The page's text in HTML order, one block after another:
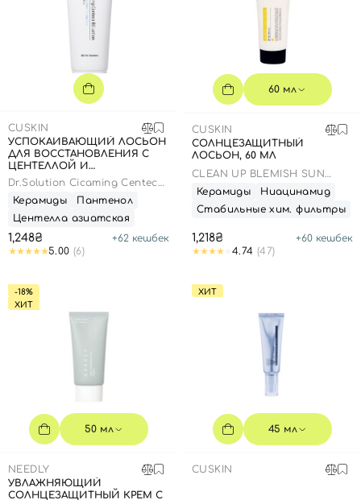
CUSKIN
УСПОКАИВАЮЩИЙ ЛОСЬОН
ДЛЯ ВОССТАНОВЛЕНИЯ С
ЦЕНТЕЛЛОЙ И
ПАНТЕНОЛОМ, 100 МЛ
Dr.Solution Cicaming Centeca
B5 Lotion
Керамиды
Пантенол
Центелла азиатская
1,248₴ +62 кешбек
5.00 (6)
60 мл
CUSKIN
СОЛНЦЕЗАЩИТНЫЙ
ЛОСЬОН, 60 МЛ
CLEAN UP BLEMISH SUN
LOTION SPF 50+ PA++++
Керамиды
Ниацинамид
Стабильные хим. фильтры
1,218₴ +60 кешбек
4.74 (47)
-18%
ХИТ
50 мл
NEEDLY
УВЛАЖНЯЮЩИЙ
СОЛНЦЕЗАЩИТНЫЙ КРЕМ С
ХИТ
45 мл
CUSKIN